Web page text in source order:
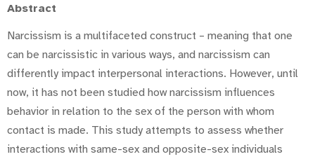
Abstract
Narcissism is a multifaceted construct – meaning that one
can be narcissistic in various ways, and narcissism can
differently impact interpersonal interactions. However, until
now, it has not been studied how narcissism influences
behavior in relation to the sex of the person with whom
contact is made. This study attempts to assess whether
interactions with same-sex and opposite-sex individuals